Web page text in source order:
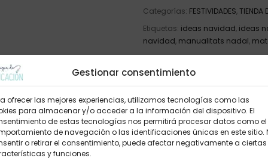
Gestionar consentimiento
ofrecer las mejores experiencias, utilizamos tecnologías como las
para almacenar y/o acceder a la información del dispositivo. El
de estas tecnologías nos permitirá procesar datos como el
de navegación o las identificaciones únicas en este sitio.
o retirar el consentimiento, puede afectar negativamente a ciertas
y funciones.
Categorías: FESTIVIDADES,TIENDA
Etiquetas: ideas navidad, ideas
navidad, manualitats nadal,
Información adicional Valoraciones (0)